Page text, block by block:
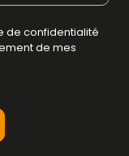
de confidentialité
de mes